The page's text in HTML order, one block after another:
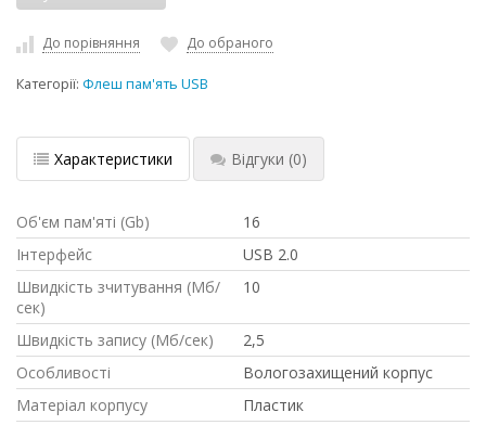
До порівняння До обраного
Категорії: Флеш пам'ять USB
Характеристики Відгуки (0)
Об'єм пам'яті (Gb)
16
Інтерфейс
USB 2.0
Швидкість зчитування (Мб/
сек)
10
Швидкість запису (Мб/сек)
2,5
Особливості
Вологозахищений корпус
Матеріал корпусу
Пластик